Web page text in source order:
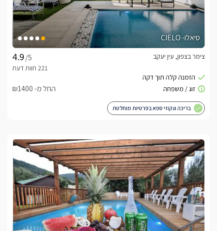
סיאלו- CIELO
/5
צימר בצפון, עין יעקב
החל מ- ₪1400
בריכה וגקוזי ספא בפרטיות מוחלטת